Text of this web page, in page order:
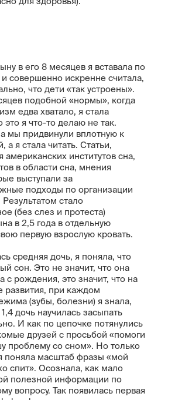
в его 8 месяцев я вставала по
и совершенно искренне считала,
что дети «так устроены».
подобной «нормы», когда
едва хватало, я стала
это я что-то делаю не так.
мы придвинули вплотную к
а я стала читать. Статьи,
американских институтов сна,
в области сна, мнения
выступали за
подходы по организации
Результатом стало
(без слез и протеста)
в 2,5 года в отдельную
первую взрослую кровать.
средняя дочь, я поняла, что
сон. Это не значит, что она
с рождения, это значит, что на
развития, при каждом
(зубы, болезни) я знала,
дочь научилась засыпать
И как по цепочке потянулись
друзей с просьбой «помоги
проблему со сном». Но только
поняла масштаб фразы «мой
спит». Осознала, как мало
полезной информации по
вопросу. Так появилась первая